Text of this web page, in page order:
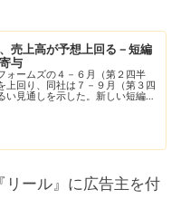
売上高が予想上回る－短編
与
ォームズの４－６月（第２四半
上回り、同社は７－９月（第３四
い見通しを示した。新しい短編動
リール』に広告主を付